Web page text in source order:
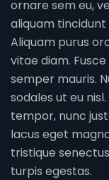
ornare sem eu,
aliquam tincidunt
Aliquam purus
vitae diam.
semper mauris.
sodales ut eu
tempor, nunc
lacus eget
tristique
turpis egestas.